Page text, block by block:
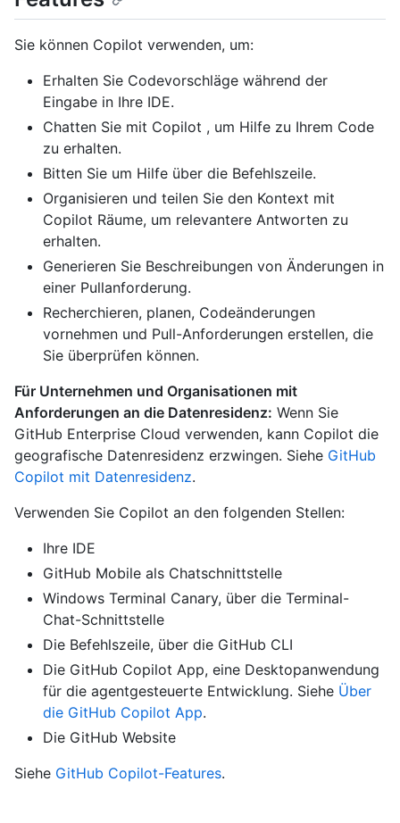
Sie können Copilot verwenden, um:
Erhalten Sie Codevorschläge während der
Eingabe in Ihre IDE.
Chatten Sie mit Copilot , um Hilfe zu Ihrem Code
zu erhalten.
Bitten Sie um Hilfe über die Befehlszeile.
Organisieren und teilen Sie den Kontext mit
Copilot Räume, um relevantere Antworten zu
erhalten.
Generieren Sie Beschreibungen von Änderungen in
einer Pullanforderung.
Recherchieren, planen, Codeänderungen
vornehmen und Pull-Anforderungen erstellen, die
Sie überprüfen können.
Für Unternehmen und Organisationen mit
Anforderungen an die Datenresidenz: Wenn Sie
GitHub Enterprise Cloud verwenden, kann Copilot die
geografische Datenresidenz erzwingen. Siehe GitHub
Copilot mit Datenresidenz.
Verwenden Sie Copilot an den folgenden Stellen:
Ihre IDE
GitHub Mobile als Chatschnittstelle
Windows Terminal Canary, über die Terminal-
Chat-Schnittstelle
Die Befehlszeile, über die GitHub CLI
Die GitHub Copilot App, eine Desktopanwendung
für die agentgesteuerte Entwicklung. Siehe Über
die GitHub Copilot App.
Die GitHub Website
Siehe GitHub Copilot-Features.